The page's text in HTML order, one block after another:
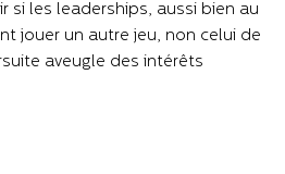
si les leaderships, aussi bien au
jouer un autre jeu, non celui de
aveugle des intérêts